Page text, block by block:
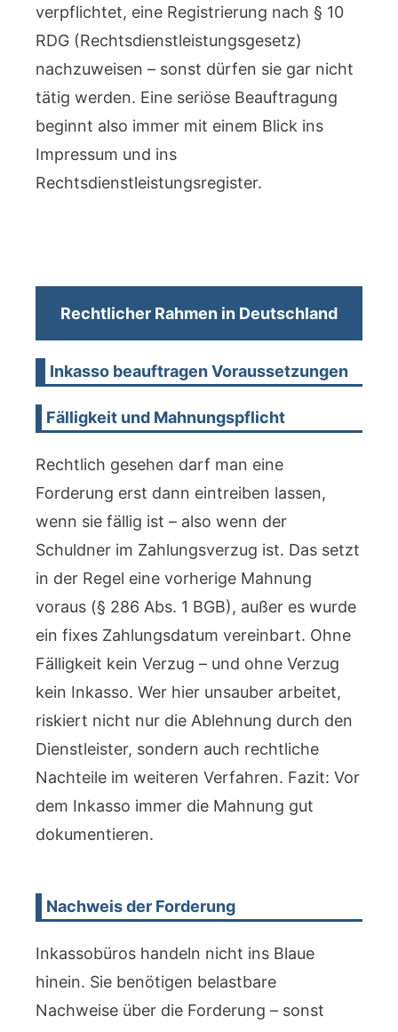
verpflichtet, eine Registrierung nach § 10
RDG (Rechtsdienstleistungsgesetz)
nachzuweisen – sonst dürfen sie gar nicht
tätig werden. Eine seriöse Beauftragung
beginnt also immer mit einem Blick ins
Impressum und ins
Rechtsdienstleistungsregister.
Rechtlicher Rahmen in Deutschland
Inkasso beauftragen Voraussetzungen
Fälligkeit und Mahnungspflicht
Rechtlich gesehen darf man eine
Forderung erst dann eintreiben lassen,
wenn sie fällig ist – also wenn der
Schuldner im Zahlungsverzug ist. Das setzt
in der Regel eine vorherige Mahnung
voraus (§ 286 Abs. 1 BGB), außer es wurde
ein fixes Zahlungsdatum vereinbart. Ohne
Fälligkeit kein Verzug – und ohne Verzug
kein Inkasso. Wer hier unsauber arbeitet,
riskiert nicht nur die Ablehnung durch den
Dienstleister, sondern auch rechtliche
Nachteile im weiteren Verfahren. Fazit: Vor
dem Inkasso immer die Mahnung gut
dokumentieren.
Nachweis der Forderung
Inkassobüros handeln nicht ins Blaue
hinein. Sie benötigen belastbare
Nachweise über die Forderung – sonst